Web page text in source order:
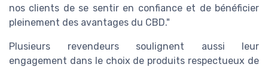
nos clients de se sentir en confiance et de bénéficier
pleinement des avantages du CBD."
Plusieurs revendeurs soulignent aussi leur
engagement dans le choix de produits respectueux de